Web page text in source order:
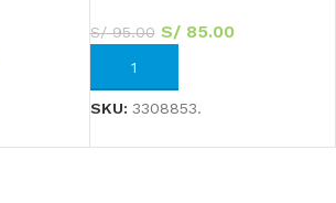
S/95.00 S/85.00
AÑADIR AL CARRITO
SKU: 3308853.